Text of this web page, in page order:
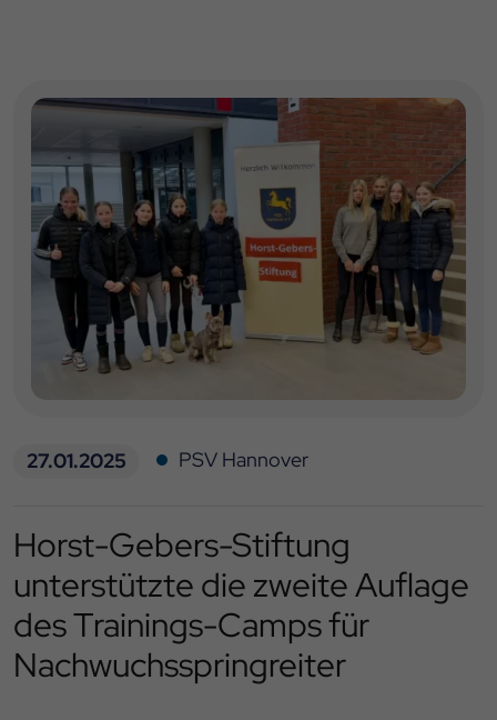
27.01.2025 PSV Hannover
Horst-Gebers-Stiftung
unterstützte die zweite Auflage
des Trainings-Camps für
Nachwuchsspringreiter